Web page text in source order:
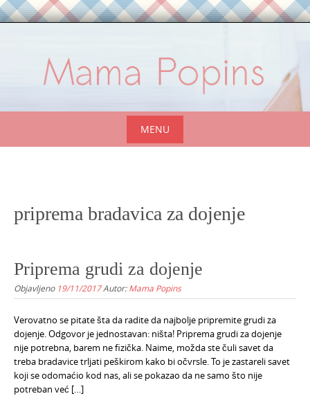
MENU
priprema bradavica za dojenje
Priprema grudi za dojenje
Objavljeno 19/11/2017Autor:Mama Popins
Verovatno se pitate šta da radite da najbolje pripremite grudi za
dojenje. Odgovor je jednostavan: ništa! Priprema grudi za dojenje
nije potrebna, barem ne fizička. Naime, možda ste čuli savet da
treba bradavice trljati peškirom kako bi očvrsle. To je zastareli savet
koji se odomaćio kod nas, ali se pokazao da ne samo što nije
potreban već […]